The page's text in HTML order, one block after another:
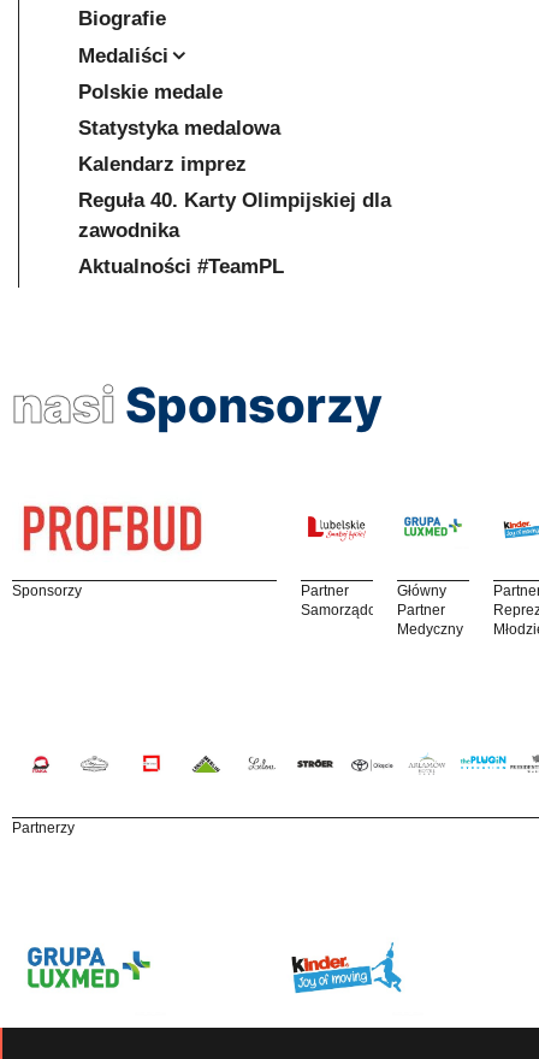
Biografie
Medaliści
Polskie medale
Statystyka medalowa
Kalendarz imprez
Reguła 40. Karty Olimpijskiej dla
zawodnika
Aktualności #TeamPL
nasi Sponsorzy
Sponsorzy
Partner
Samorządowy
Główny
Partner
Medyczny
Partnerzy